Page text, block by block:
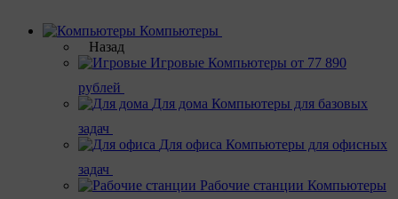
Компьютеры
Назад
Игровые Компьютеры от 77 890
рублей
Для дома Компьютеры для базовых
задач
Для офиса Компьютеры для офисных
задач
Рабочие станции Компьютеры